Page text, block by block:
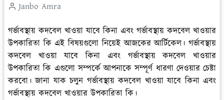
Janbo Amra
গর্ভাবস্থায় কদবেল খাওয়া যাবে কিনা এবং গর্ভাবস্থায় কদবেল খাওয়ার
উপকারিতা কি এই বিষয়গুলো নিয়েই আজকের আর্টিকেল। গর্ভাবস্থায়
কদবেল খাওয়া যাবে কিনা এবং গর্ভাবস্থায় কদবেল খাওয়ার
উপকারিতা কি এগুলো সম্পর্কে আপনাকে সম্পূর্ণ ধারণা দেওয়ার চেষ্টা
করবো। জানা যাক চলুন গর্ভাবস্থায় কদবেল খাওয়া যাবে কিনা এবং
গর্ভাবস্থায় কদবেল খাওয়ার উপকারিতা কি।